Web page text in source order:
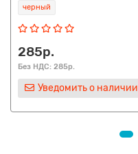
черный
285р.
Без НДС: 285р.
Уведомить о наличии